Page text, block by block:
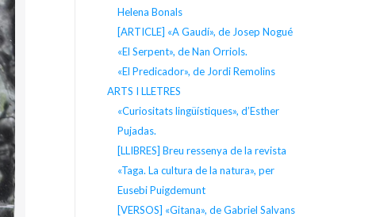
Helena Bonals
[ARTICLE] «A Gaudí», de Josep Nogué
«El Serpent», de Nan Orriols.
«El Predicador», de Jordi Remolins
ARTS I LLETRES
«Curiositats lingüístiques», d’Esther
Pujadas.
[LLIBRES] Breu ressenya de la revista
«Taga. La cultura de la natura», per
Eusebi Puigdemunt
[VERSOS] «Gitana», de Gabriel Salvans